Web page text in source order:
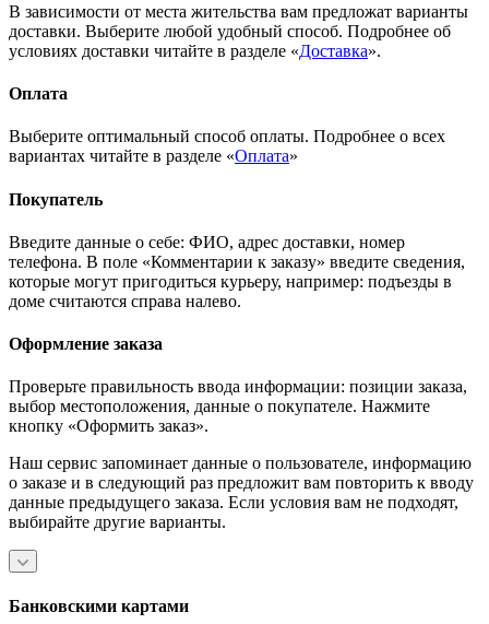
В зависимости от места жительства вам предложат варианты
доставки. Выберите любой удобный способ. Подробнее об
условиях доставки читайте в разделе «Доставка».
Оплата
Выберите оптимальный способ оплаты. Подробнее о всех
вариантах читайте в разделе «Оплата»
Покупатель
Введите данные о себе: ФИО, адрес доставки, номер
телефона. В поле «Комментарии к заказу» введите сведения,
которые могут пригодиться курьеру, например: подъезды в
доме считаются справа налево.
Оформление заказа
Проверьте правильность ввода информации: позиции заказа,
выбор местоположения, данные о покупателе. Нажмите
кнопку «Оформить заказ».
Наш сервис запоминает данные о пользователе, информацию
о заказе и в следующий раз предложит вам повторить к вводу
данные предыдущего заказа. Если условия вам не подходят,
выбирайте другие варианты.
Банковскими картами